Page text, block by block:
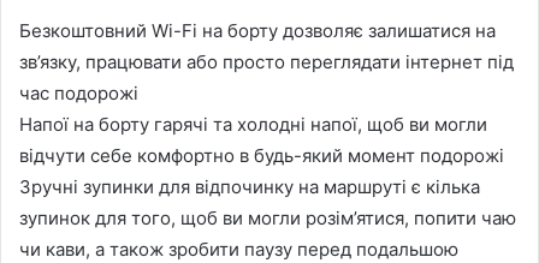
Безкоштовний Wi-Fi на борту дозволяє залишатися на
зв’язку, працювати або просто переглядати інтернет під
час подорожі
Напої на борту гарячі та холодні напої, щоб ви могли
відчути себе комфортно в будь-який момент подорожі
Зручні зупинки для відпочинку на маршруті є кілька
зупинок для того, щоб ви могли розім’ятися, попити чаю
чи кави, а також зробити паузу перед подальшою